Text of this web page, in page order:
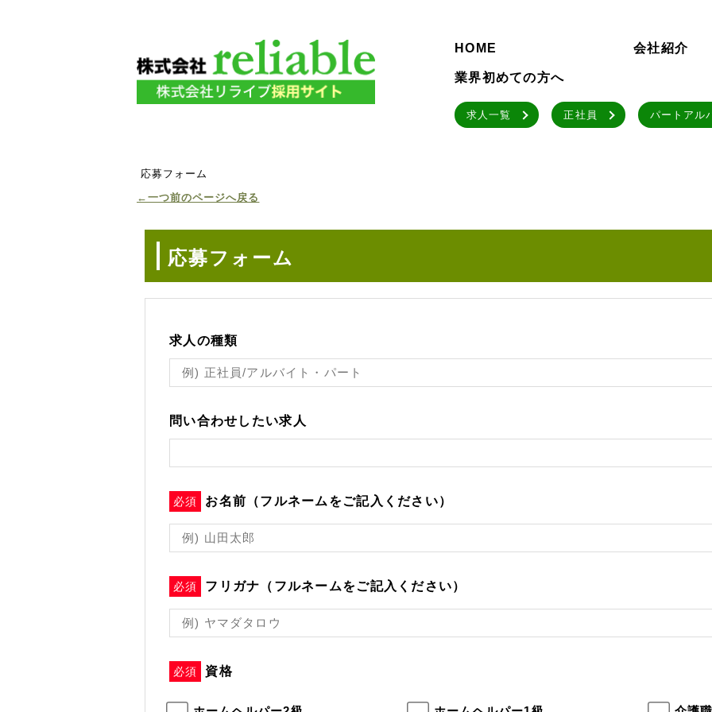
HOME 会社紹介
業界初めての方へ
求人一覧 正社員 パートアル
応募フォーム
←一つ前のページへ戻る
応募フォーム
求人の種類
問い合わせしたい求人
必須 お名前（フルネームをご記入ください）
必須 フリガナ（フルネームをご記入ください）
必須 資格